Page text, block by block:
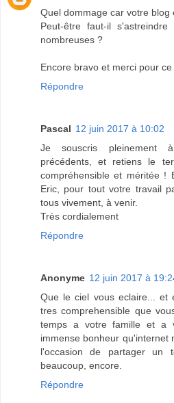
Quel dommage car votre
Peut-être faut-il
nombreuses ?
Encore bravo et merci pour
Répondre
Pascal 12 juin 2017 à 10:02
Je souscris pleinement
précédents, et retiens le
compréhensible et méritée !
Eric, pour tout votre travail
tous vivement, à venir.
Très cordialement
Répondre
Anonyme 12 juin 2017 à
Que le ciel vous eclaire... et
tres comprehensible que
temps a votre famille et a
immense bonheur qu'internet
l'occasion de partager un
beaucoup, encore.
Répondre